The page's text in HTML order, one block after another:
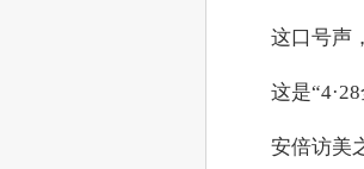
这口号声，
这是“4·28
安倍访美之